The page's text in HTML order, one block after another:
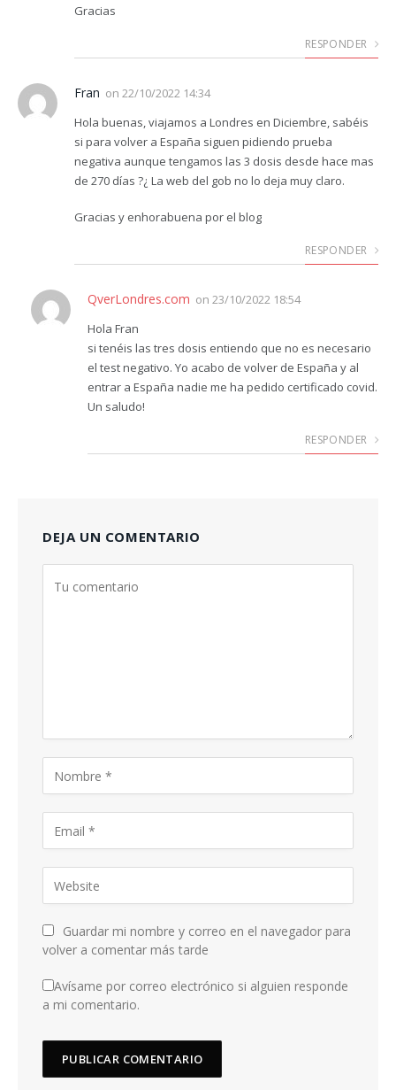
Gracias
RESPONDER
Fran on 22/10/2022 14:34
Hola buenas, viajamos a Londres en Diciembre, sabéis
si para volver a España siguen pidiendo prueba
negativa aunque tengamos las 3 dosis desde hace mas
de 270 días ?¿ La web del gob no lo deja muy claro.
Gracias y enhorabuena por el blog
RESPONDER
QverLondres.com on 23/10/2022 18:54
Hola Fran
si tenéis las tres dosis entiendo que no es necesario
el test negativo. Yo acabo de volver de España y al
entrar a España nadie me ha pedido certificado covid.
Un saludo!
RESPONDER
DEJA UN COMENTARIO
Guardar mi nombre y correo en el navegador para
volver a comentar más tarde
Avísame por correo electrónico si alguien responde
a mi comentario.